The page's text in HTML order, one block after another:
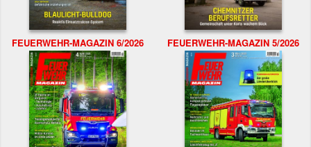
FEUERWEHR-MAGAZIN 6/2026 FEUERWEHR-MAGAZIN 5/2026